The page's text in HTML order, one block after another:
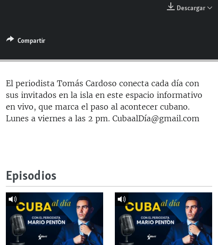
ESPECIALES
LA REALIDAD DE LA VIVIENDA EN CUBA
SER VIEJO EN CUBA
KENTU-CUBANO
LOS SANTOS DE HIALEAH
MULTIMEDIA
EDITORIALES
SÍGUENOS
Descargar
Compartir
El periodista Tomás Cardoso conecta cada día con
sus invitados en la isla en este espacio informativo
en vivo, que marca el paso al acontecer cubano.
Lunes a viernes a las 2 pm. CubaalDía@gmail.com
Episodios